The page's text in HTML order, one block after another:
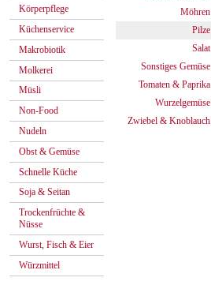
Körperpflege
Küchenservice
Makrobiotik
Molkerei
Müsli
Non-Food
Nudeln
Obst & Gemüse
Schnelle Küche
Soja & Seitan
Trockenfrüchte &
Nüsse
Wurst, Fisch & Eier
Würzmittel
Möhren
Pilze
Salat
Sonstiges Gemüse
Tomaten & Paprika
Wurzelgemüse
Zwiebel & Knoblauch